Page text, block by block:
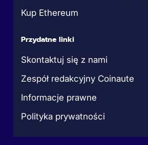
Kup Ethereum
Przydatne linki
Skontaktuj się z nami
Zespół redakcyjny Coinaute
Informacje prawne
Polityka prywatności